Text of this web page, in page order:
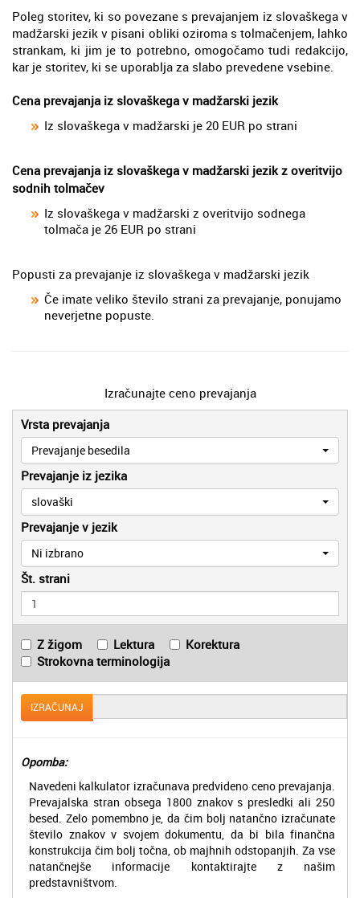
Poleg storitev, ki so povezane s prevajanjem iz slovaškega v
madžarski jezik v pisani obliki oziroma s tolmačenjem, lahko
strankam, ki jim je to potrebno, omogočamo tudi redakcijo,
kar je storitev, ki se uporablja za slabo prevedene vsebine.
Cena prevajanja iz slovaškega v madžarski jezik
Iz slovaškega v madžarski je 20 EUR po strani
Cena prevajanja iz slovaškega v madžarski jezik z overitvijo
sodnih tolmačev
Iz slovaškega v madžarski z overitvijo sodnega
tolmača je 26 EUR po strani
Popusti za prevajanje iz slovaškega v madžarski jezik
Če imate veliko število strani za prevajanje, ponujamo
neverjetne popuste.
Izračunajte ceno prevajanja
Vrsta prevajanja
Prevajanje besedila
Prevajanje iz jezika
slovaški
Prevajanje v jezik
Ni izbrano
Št. strani
Z žigom Lektura
Korektura
Strokovna terminologija
IZRAČUNAJ
Opomba:
Navedeni kalkulator izračunava predvideno ceno prevajanja.
Prevajalska stran obsega 1800 znakov s presledki ali 250
besed. Zelo pomembno je, da čim bolj natančno izračunate
število znakov v svojem dokumentu, da bi bila finančna
konstrukcija čim bolj točna, ob majhnih odstopanjih. Za vse
natančnejše informacije kontaktirajte z našim
predstavništvom.